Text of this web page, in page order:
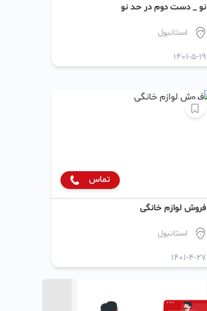
نو _ دست دوم در حد نو
استانبول
1401-5-19
تماس
فروش لوازم خانگی
استانبول
1401-4-27